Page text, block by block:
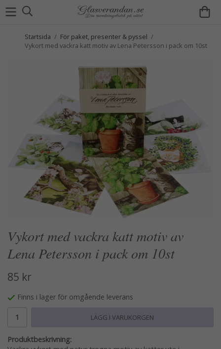
Startsida / För paket, presenter & pyssel /
Vykort med vackra katt motiv av Lena Petersson i pack om 10st
Vykort med vackra katt motiv av
Lena Petersson i pack om 10st
85 kr
Finns i lager för omgående leverans
LÄGG I VARUKORGEN
Produktbeskrivning: